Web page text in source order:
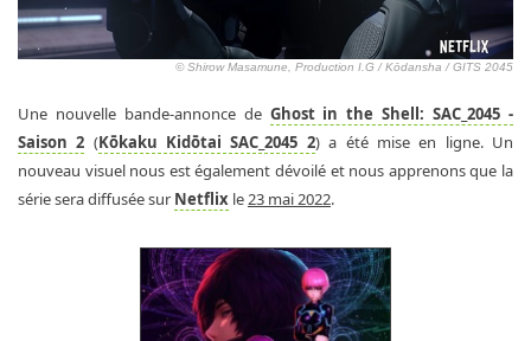
© Shirow Masamune, Production I.G / Kōdansha / GITS 2045
Une nouvelle bande-annonce de Ghost in the Shell: SAC_2045 -
Saison 2 (Kōkaku Kidōtai SAC_2045 2) a été mise en ligne. Un
nouveau visuel nous est également dévoilé et nous apprenons que la
série sera diffusée sur Netflix le23 mai 2022.